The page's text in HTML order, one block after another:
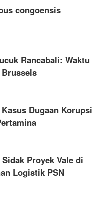
congoensis
Rancabali: Waktu
Dugaan Korupsi
Proyek Vale di
Logistik PSN